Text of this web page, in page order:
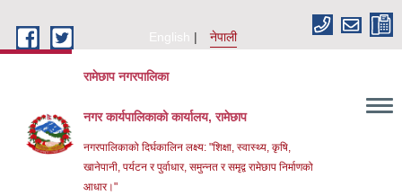
English
नेपाली
रामेछाप नगरपालिका
नगर कार्यपालिकाको कार्यालय, रामेछाप
नगरपालिकाको दिर्घकालिन लक्ष्य: "शिक्षा, स्वास्थ्य, कृषि,
खानेपानी, पर्यटन र पुर्वाधार, समुन्नत र समृद्व रामेछाप निर्माणको
आधार।"